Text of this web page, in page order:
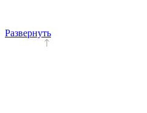
Развернуть